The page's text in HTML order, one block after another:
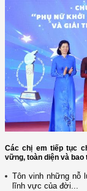
Các chị em tiếp tục
vững, toàn diện và bao
Tôn vinh những nỗ
lĩnh vực của đời...